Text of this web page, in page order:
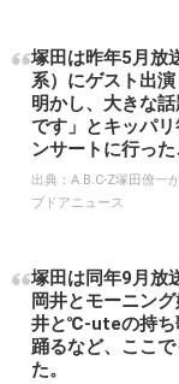
塚田は昨年5月放
系）にゲスト出
明かし、大きな
です」とキッパ
ンサートに行った
出典： A.B.C‐Z塚田僚一
ブドアニュース
塚田は同年9月放
岡井とモーニン
井と℃-uteの持ち
踊るなど、ここ
た。